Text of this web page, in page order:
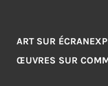
ART SUR ÉCRAN
ŒUVRES SUR